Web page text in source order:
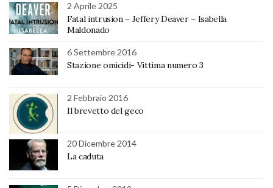
2 Aprile 2025
Fatal intrusion – Jeffery Deaver – Isabella
Maldonado
6 Settembre 2016
Stazione omicidi- Vittima numero 3
2 Febbraio 2016
Il brevetto del geco
20 Dicembre 2014
La caduta